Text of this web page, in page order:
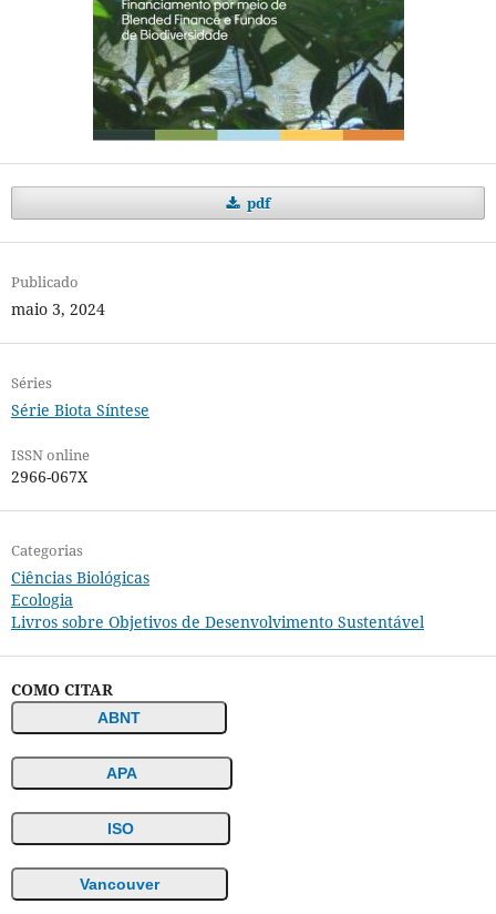
pdf
Publicado
maio 3, 2024
Séries
Série Biota Síntese
ISSN online
2966-067X
Categorias
Ciências Biológicas
Ecologia
Livros sobre Objetivos de Desenvolvimento Sustentável
COMO CITAR
ABNT
APA
ISO
Vancouver